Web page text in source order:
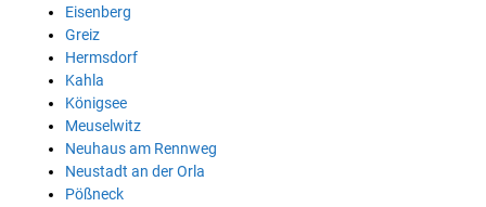
Eisenberg
Greiz
Hermsdorf
Kahla
Königsee
Meuselwitz
Neuhaus am Rennweg
Neustadt an der Orla
Pößneck